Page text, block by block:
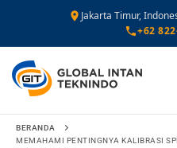
Jakarta Timur,
+62
Lompat
BERANDA
MEMAHAMI PENTINGNYA KALIBRASI